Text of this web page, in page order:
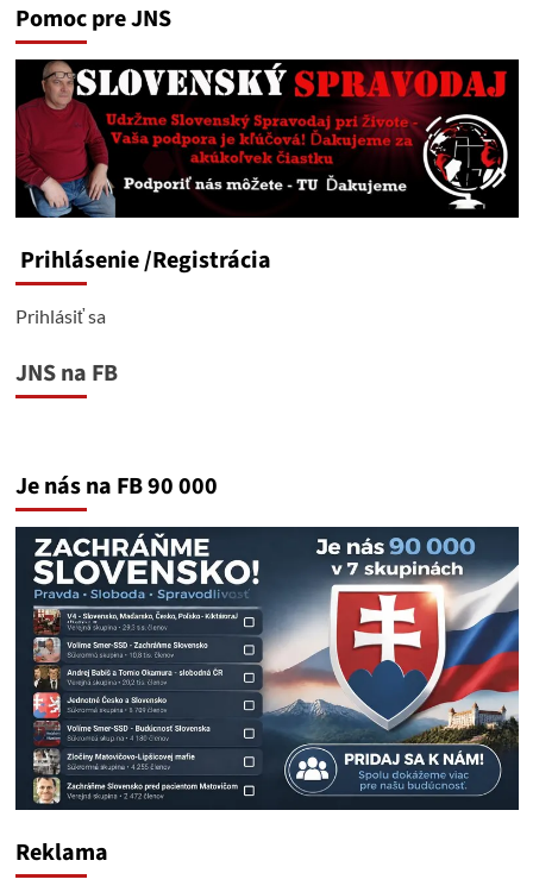
Pomoc pre JNS
Prihlásenie/Registrácia
Prihlásiť sa
JNS na FB
Je nás na FB 90 000
Reklama